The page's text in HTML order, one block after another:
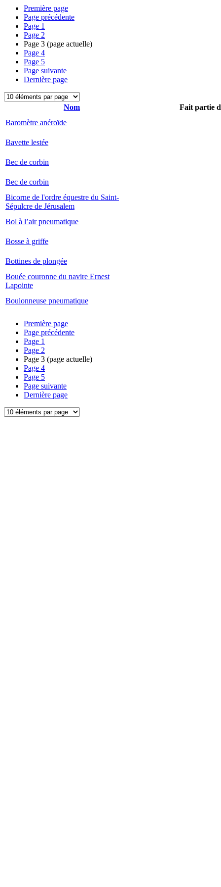
Première page
Page précédente
Page 1
Page 2
Page 3 (page actuelle)
Page 4
Page 5
Page suivante
Dernière page
Nom
Fait partie
Baromètre anéroïde
Bavette lestée
Bec de corbin
Bec de corbin
Bicorne de l'ordre équestre du Saint-
Sépulcre de Jérusalem
Bol à l’air pneumatique
Bosse à griffe
Bottines de plongée
Bouée couronne du navire Ernest
Lapointe
Boulonneuse pneumatique
Première page
Page précédente
Page 1
Page 2
Page 3 (page actuelle)
Page 4
Page 5
Page suivante
Dernière page